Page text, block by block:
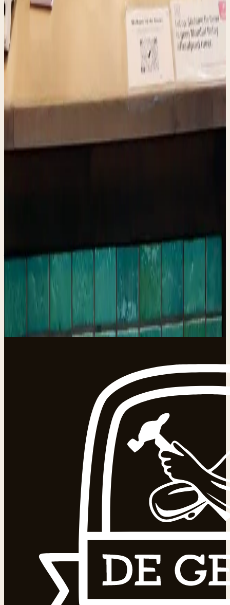
€ 1,00
PRIJZEN ZIJN INDICATIEF · VRAGEN? NEEM
CONTACT OP
VEELGESTELDE VRAGEN
Goed om te weten.
Maandag tot en met vrijdag van 09:00 tot 17:00.
Kan ik er ook een pakket afgeven?
Wil je weten wanneer ons
pakketpunt open is?
Neem contact op of bel 0183 785 098